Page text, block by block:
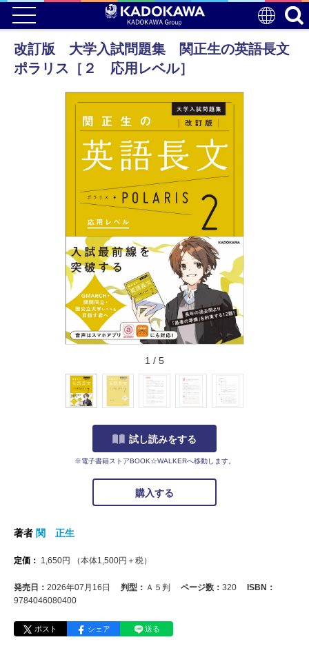
改訂版 大学入試問題集 関正生の英語長文
ポラリス［２ 応用レベル］
1 / 5
試し読みをする
※電子書籍ストアBOOK☆WALKERへ移動します。
購入する
著者 関 正生
定価： 1,650円 （本体1,500円＋税）
発売日： 2026年07月16日 判型： Ａ５判 ページ数： 320
ISBN：
9784046080400
ポスト シェア 送る